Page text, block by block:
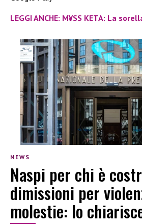
LEGGI ANCHE: M¥SS KETA: La
NEWS
Naspi per chi è
dimissioni per
molestie: lo